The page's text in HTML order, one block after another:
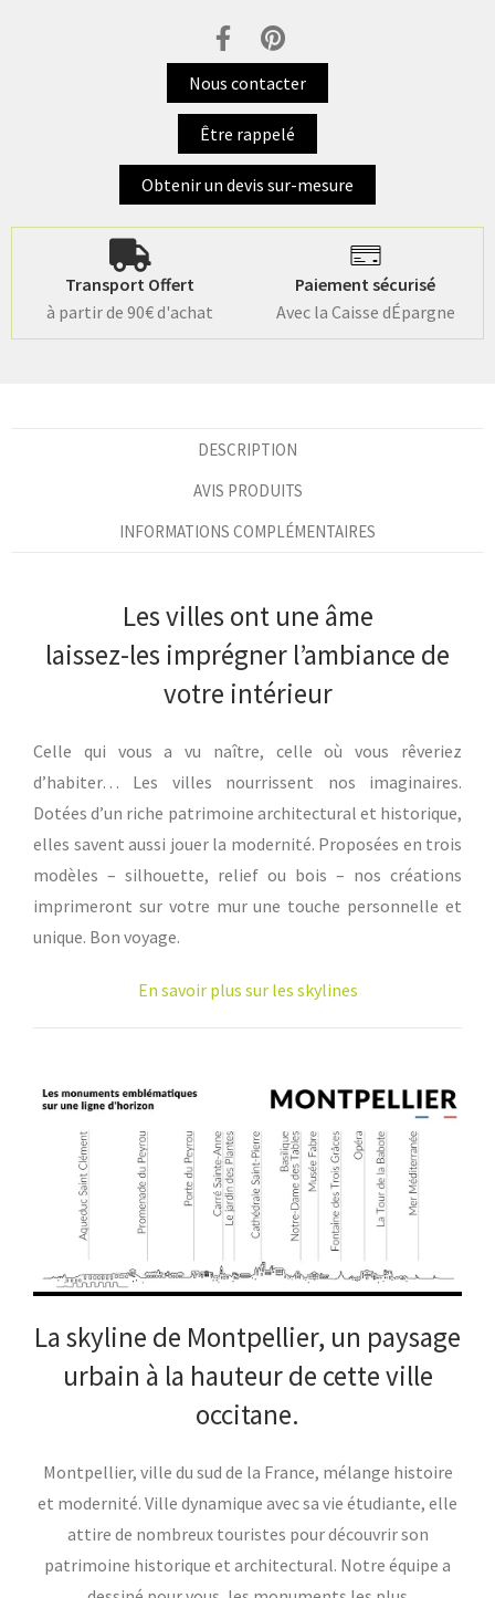
Nous contacter
Être rappelé
Obtenir un devis sur-mesure
Transport Offert
à partir de 90€ d'achat
Paiement sécurisé
Avec la Caisse dÉpargne
DESCRIPTION
AVIS PRODUITS
INFORMATIONS COMPLÉMENTAIRES
Les villes ont une âme
laissez-les imprégner l’ambiance de
votre intérieur
Celle qui vous a vu naître, celle où vous rêveriez
d’habiter… Les villes nourrissent nos imaginaires.
Dotées d’un riche patrimoine architectural et historique,
elles savent aussi jouer la modernité. Proposées en trois
modèles – silhouette, relief ou bois – nos créations
imprimeront sur votre mur une touche personnelle et
unique. Bon voyage.
En savoir plus sur les skylines
La skyline de Montpellier, un paysage
urbain à la hauteur de cette ville
occitane.
Montpellier, ville du sud de la France, mélange histoire
et modernité. Ville dynamique avec sa vie étudiante, elle
attire de nombreux touristes pour découvrir son
patrimoine historique et architectural. Notre équipe a